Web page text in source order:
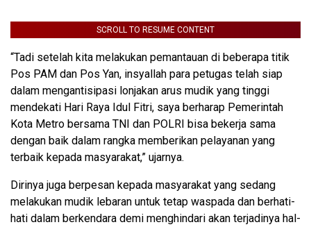
SCROLL TO RESUME CONTENT
“Tadi setelah kita melakukan pemantauan di beberapa titik
Pos PAM dan Pos Yan, insyallah para petugas telah siap
dalam mengantisipasi lonjakan arus mudik yang tinggi
mendekati Hari Raya Idul Fitri, saya berharap Pemerintah
Kota Metro bersama TNI dan POLRI bisa bekerja sama
dengan baik dalam rangka memberikan pelayanan yang
terbaik kepada masyarakat,” ujarnya.
Dirinya juga berpesan kepada masyarakat yang sedang
melakukan mudik lebaran untuk tetap waspada dan berhati-
hati dalam berkendara demi menghindari akan terjadinya hal-